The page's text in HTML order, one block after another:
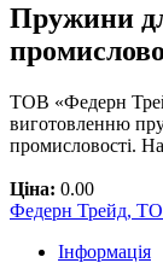
Пружини
ТОВ «Федерн
виготовленню
промисловості.
Ціна: 0.00
Федерн Трейд,
Інформація